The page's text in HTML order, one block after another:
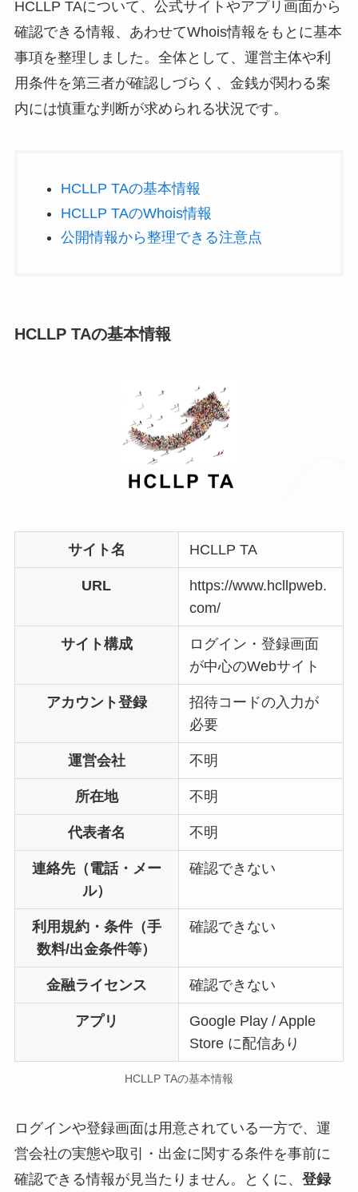
HCLLP TAについて、公式サイトやアプリ画面から
確認できる情報、あわせてWhois情報をもとに基本
事項を整理しました。全体として、運営主体や利
用条件を第三者が確認しづらく、金銭が関わる案
内には慎重な判断が求められる状況です。
HCLLP TAの基本情報
HCLLP TAのWhois情報
公開情報から整理できる注意点
HCLLP TAの基本情報
サイト名 HCLLP TA
URL
https://www.hcllpweb.
com/
サイト構成
ログイン・登録画面
が中心のWebサイト
アカウント登録
招待コードの入力が
必要
運営会社 不明
所在地 不明
代表者名 不明
連絡先（電話・メー
ル）
確認できない
利用規約・条件（手
数料/出金条件等）
確認できない
金融ライセンス 確認できない
アプリ
Google Play / Apple
Store に配信あり
HCLLP TAの基本情報
ログインや登録画面は用意されている一方で、運
営会社の実態や取引・出金に関する条件を事前に
確認できる情報が見当たりません。とくに、 登録